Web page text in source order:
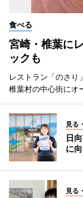
食べる
宮崎・椎葉に
ックも
レストラン「のさ
椎葉村の中心街にオ
見る
日
に
見る